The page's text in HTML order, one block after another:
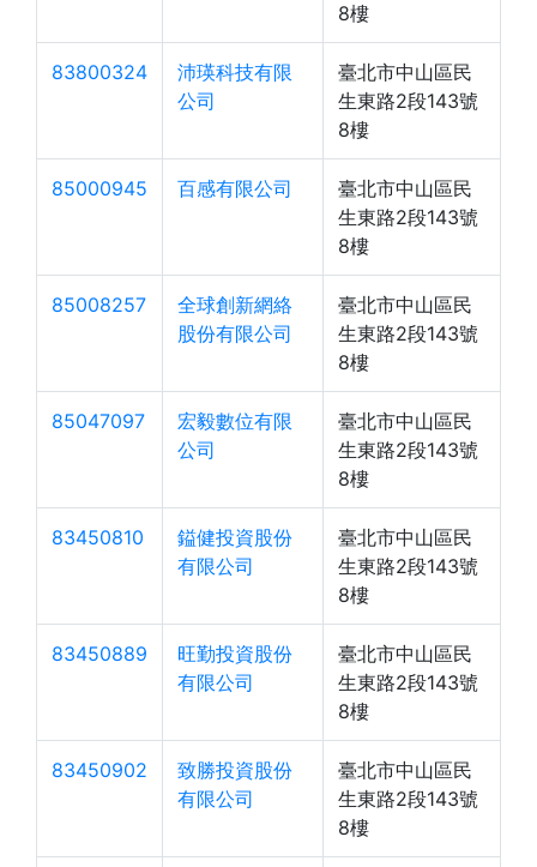
8樓
83800324
沛瑛科技有限
公司
臺北市中山區民
生東路2段143號
8樓
85000945 百感有限公司
臺北市中山區民
生東路2段143號
8樓
85008257
全球創新網絡
股份有限公司
臺北市中山區民
生東路2段143號
8樓
85047097
宏毅數位有限
公司
臺北市中山區民
生東路2段143號
8樓
83450810
鎰健投資股份
有限公司
臺北市中山區民
生東路2段143號
8樓
83450889
旺勤投資股份
有限公司
臺北市中山區民
生東路2段143號
8樓
83450902
致勝投資股份
有限公司
臺北市中山區民
生東路2段143號
8樓